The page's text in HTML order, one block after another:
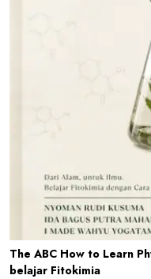
The ABC How to Learn Phytochemistry: Sebuah Panduan cara
belajar Fitokimia